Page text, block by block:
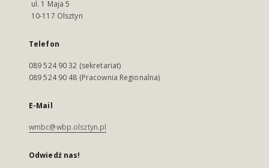
ul. 1 Maja 5
10-117 Olsztyn
Telefon
089 524 90 32 (sekretariat)
089 524 90 48 (Pracownia Regionalna)
E-Mail
wmbc@wbp.olsztyn.pl
Odwiedź nas!